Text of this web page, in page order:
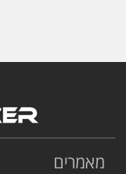
מאמרים